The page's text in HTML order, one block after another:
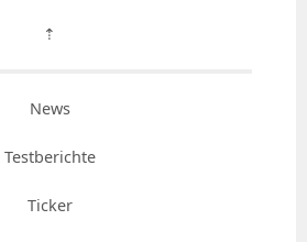
⇡
News
Testberichte
Ticker